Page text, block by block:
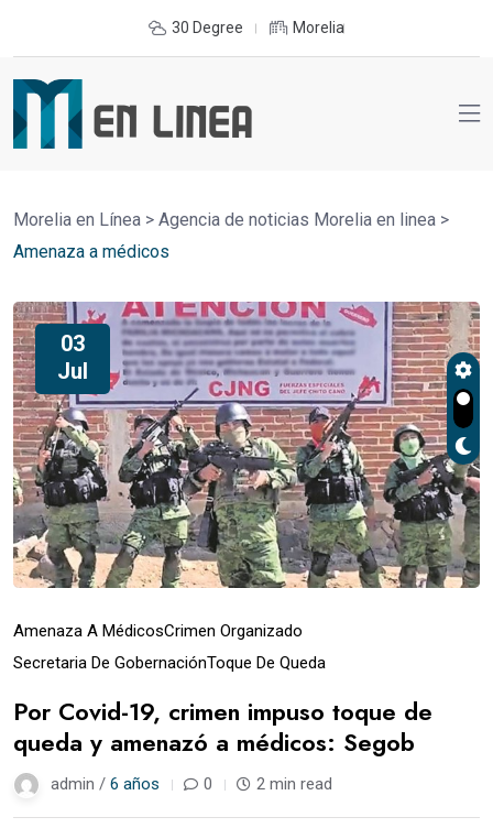
30 Degree Morelia
Morelia en Línea > Agencia de noticias Morelia en linea >
Amenaza a médicos
03
Jul
Amenaza A MédicosCrimen Organizado
Secretaria De GobernaciónToque De Queda
Por Covid-19, crimen impuso toque de
queda y amenazó a médicos: Segob
admin / 6 años 0 2 min read